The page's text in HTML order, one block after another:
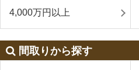
4,000万円以上
間取りから探す